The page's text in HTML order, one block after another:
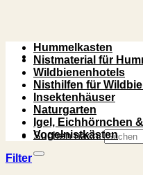
Suchen nach:
Hummelkasten
Nistmaterial für
Wildbienenhotels
Nisthilfen für
Insektenhäuser
Naturgarten
Igel, Eichhörnchen
Vogelnistkästen
Filter